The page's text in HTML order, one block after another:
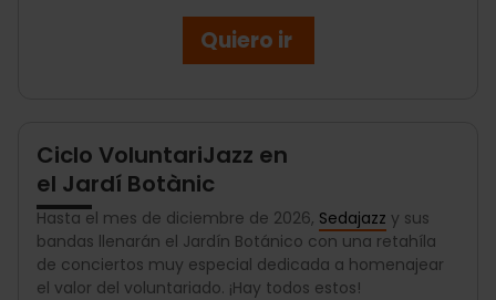
Quiero ir
Ciclo VoluntariJazz en
el Jardí Botànic
Hasta el mes de diciembre de 2026, Sedajazz y sus
bandas llenarán el Jardín Botánico con una retahíla
de conciertos muy especial dedicada a homenajear
el valor del voluntariado. ¡Hay todos estos!